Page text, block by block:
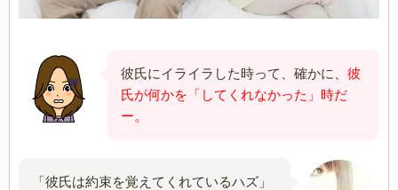
彼氏にイライラした時って、確かに、 彼
氏が何かを「してくれなかった」時だ
ー。
「彼氏は約束を覚えてくれているハズ」